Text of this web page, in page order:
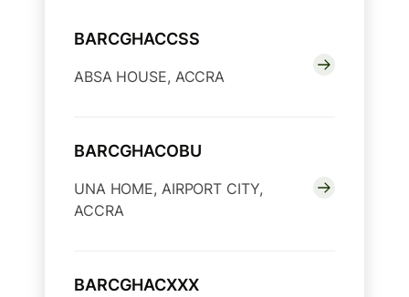
BARCGHACCSS
ABSA HOUSE, ACCRA
BARCGHACOBU
UNA HOME, AIRPORT CITY,
ACCRA
BARCGHACXXX